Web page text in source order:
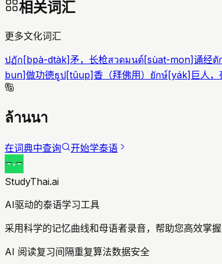
相关词汇
更多文化词汇
ปฏัก[bpà-dtàk]矛，长枪สวดมนต์[sùat-mon]诵经ตั
bun]做功德ธูป[tûup]香（拜佛用） ยักษ์[yák]巨人，
ล้านนา
在词典中查询 开始学泰语
StudyThai.ai
AI驱动的泰语学习工具
采用科学的记忆曲线和母语者录音，帮助您高效掌
AI 阅读复习间隔重复算法数据安全